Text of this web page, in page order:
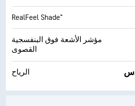
RealFeel Shade™
مؤشر الأشعة فوق البنفسجية
القصوى
الرياح